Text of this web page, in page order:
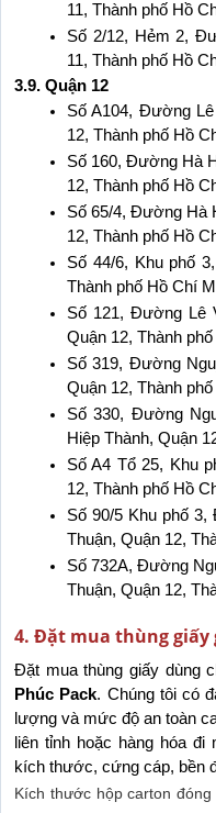
11, Thành phố Hồ
Số 2/12, Hẻm 2,
11, Thành phố Hồ
3.9. Quận 12
Số A104, Đường
12, Thành phố Hồ
Số 160, Đường Hà
12, Thành phố Hồ
Số 65/4, Đường Hà
12, Thành phố Hồ
Số 44/6, Khu phố
Thành phố Hồ Chí
Số 121, Đường Lê
Quận 12, Thành
Số 319, Đường
Quận 12, Thành
Số 330, Đường
Hiệp Thành, Quận
Số A4 Tổ 25, Khu
12, Thành phố Hồ
Số 90/5 Khu phố
Thuận, Quận 12,
Số 732A, Đường
Thuận, Quận 12,
4. Đặt mua thùng giấy
Đặt mua thùng giấy dùng
Phúc Pack. Chúng tôi có
lượng và mức độ an toàn
liên tỉnh hoặc hàng hóa
kích thước, cứng cáp, bền
Kích thước hộp carton